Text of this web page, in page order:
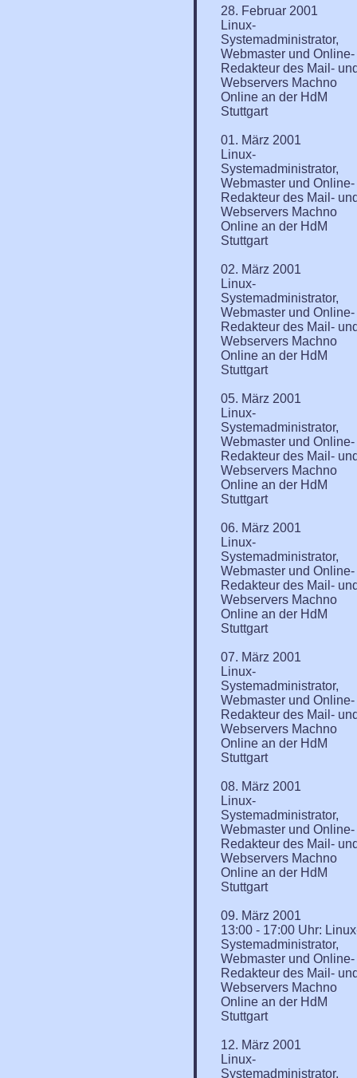
28. Februar 2001
Linux-
Systemadministrator,
Webmaster und Online-
Redakteur des Mail-
Webservers Machno
Online an der HdM
Stuttgart
01. März 2001
Linux-
Systemadministrator,
Webmaster und Online-
Redakteur des Mail-
Webservers Machno
Online an der HdM
Stuttgart
02. März 2001
Linux-
Systemadministrator,
Webmaster und Online-
Redakteur des Mail-
Webservers Machno
Online an der HdM
Stuttgart
05. März 2001
Linux-
Systemadministrator,
Webmaster und Online-
Redakteur des Mail-
Webservers Machno
Online an der HdM
Stuttgart
06. März 2001
Linux-
Systemadministrator,
Webmaster und Online-
Redakteur des Mail-
Webservers Machno
Online an der HdM
Stuttgart
07. März 2001
Linux-
Systemadministrator,
Webmaster und Online-
Redakteur des Mail-
Webservers Machno
Online an der HdM
Stuttgart
08. März 2001
Linux-
Systemadministrator,
Webmaster und Online-
Redakteur des Mail-
Webservers Machno
Online an der HdM
Stuttgart
09. März 2001
13:00 - 17:00 Uhr:
Systemadministrator,
Webmaster und Online-
Redakteur des Mail-
Webservers Machno
Online an der HdM
Stuttgart
12. März 2001
Linux-
Systemadministrator,